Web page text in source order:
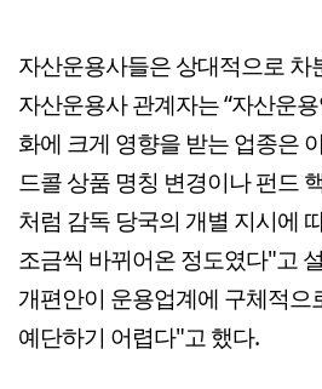
자산운용사들은 상대적으로 차
자산운용사 관계자는 “자산운
화에 크게 영향을 받는 업종은
드콜 상품 명칭 변경이나 펀드
처럼 감독 당국의 개별 지시에
조금씩 바뀌어온 정도였다"고
개편안이 운용업계에 구체적으
예단하기 어렵다"고 했다.